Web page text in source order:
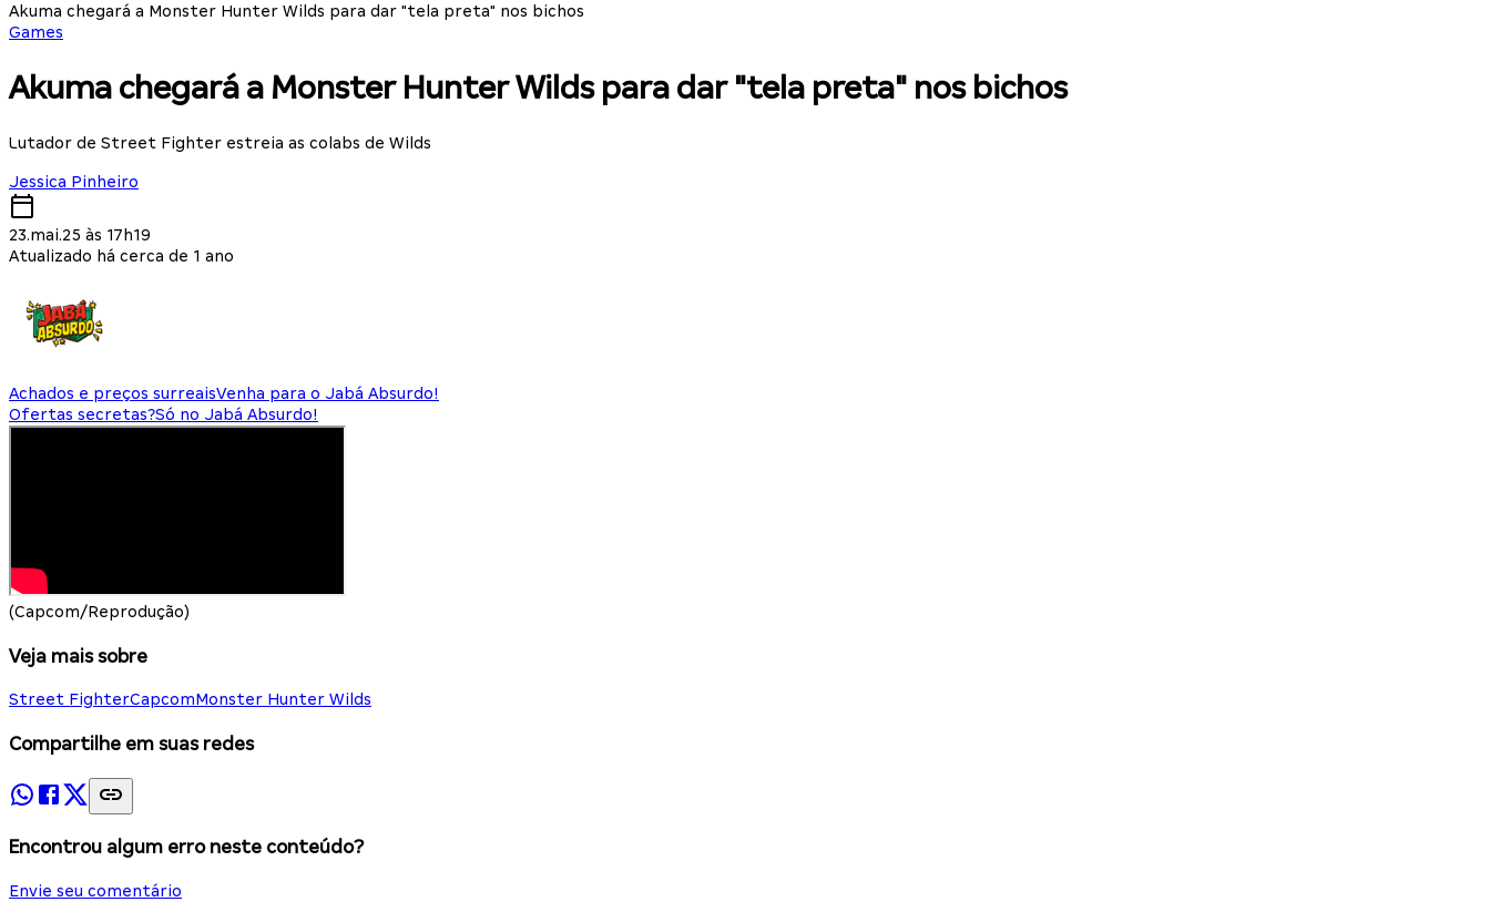
Akuma chegará a Monster Hunter Wilds para dar "tela preta" nos bichos
Games
Akuma chegará a Monster Hunter Wilds para dar "tela preta" nos bichos
Lutador de Street Fighter estreia as colabs de Wilds
Jessica Pinheiro
23.mai.25 às 17h19
Atualizado há cerca de 1 ano
Achados e preços surreaisVenha para o Jabá Absurdo!
Ofertas secretas?Só no Jabá Absurdo!
(Capcom/Reprodução)
Veja mais sobre
Street FighterCapcomMonster Hunter Wilds
Compartilhe em suas redes
Encontrou algum erro neste conteúdo?
Envie seu comentário